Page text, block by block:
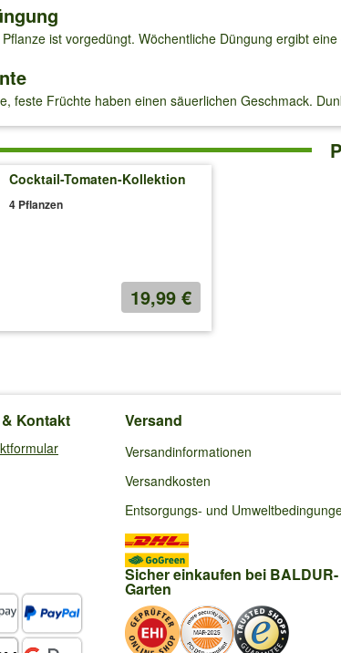
Pflanze ist vorgedüngt. Wöchentliche Düngung ergibt
feste Früchte haben einen säuerlichen Geschmack.
Cocktail-Tomaten-Kollektion
4 Pflanzen
19,99 €
Kontakt Versand
Versandinformationen
Versandkosten
Entsorgungs- und
Sicher einkaufen bei BALDUR-
Garten